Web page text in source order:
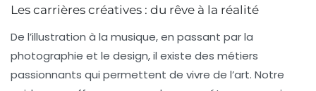
Les carrières créatives : du rêve à la réalité
De l’illustration à la musique, en passant par la
photographie et le design, il existe des métiers
passionnants qui permettent de vivre de l’art. Notre